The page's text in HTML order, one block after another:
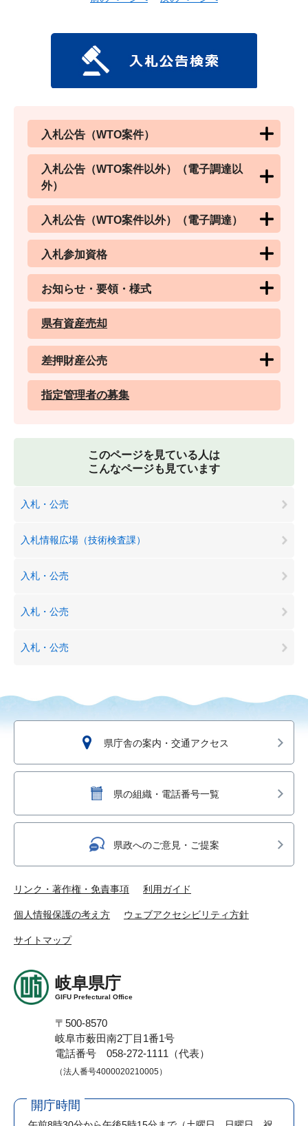
入札公告（WTO案件）
入札公告（WTO案件以外）（電子調達以
外）
入札公告（WTO案件以外）（電子調達）
入札参加資格
お知らせ・要領・様式
県有資産売却
差押財産公売
指定管理者の募集
このページを見ている人は
こんなページも見ています
入札・公売
入札情報広場（技術検査課）
入札・公売
入札・公売
入札・公売
県庁舎の案内・交通アクセス
県の組織・電話番号一覧
県政へのご意見・ご提案
リンク・著作権・免責事項 利用ガイド
個人情報保護の考え方 ウェブアクセシビリティ方針
サイトマップ
岐阜県庁
GIFU Prefectural Office
〒500-8570
岐阜市薮田南2丁目1番1号
電話番号 058-272-1111（代表）
（法人番号4000020210005）
開庁時間